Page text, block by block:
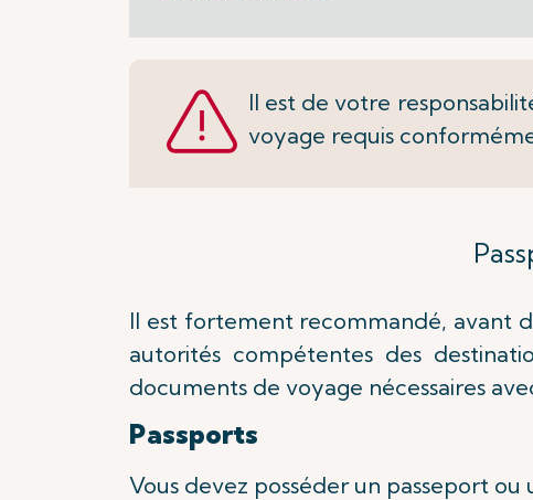
Il est de votre
voyage requis
Il est fortement recommandé, avant
autorités compétentes des
documents de voyage nécessaires
Passports
Vous devez posséder un passeport